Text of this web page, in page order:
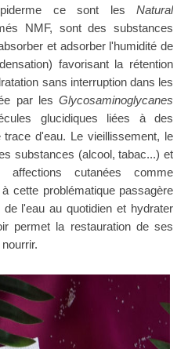
ce sont lesNatural
NMF, sont des substances
et adsorber l'humidité de
favorisant la rétention
sans interruption dans les
par lesGlycosaminoglycanes
glucidiques liées à des
trace d'eau. Le vieillissement, le
substances (alcool, tabac...) et
affections cutanées comme
cette problématique passagère
l'eau au quotidien et hydrater
permet la restauration de ses